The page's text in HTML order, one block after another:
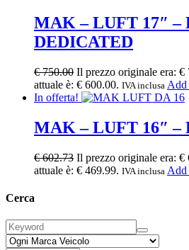
MAK – LUFT 17″
DEDICATED
€750.00 Il prezzo originale era: €
attuale è: € 600.00. IVA inclusa Add
In offerta!
MAK – LUFT 16″
€602.73 Il prezzo originale era: €
attuale è: € 469.99. IVA inclusa Add
Cerca